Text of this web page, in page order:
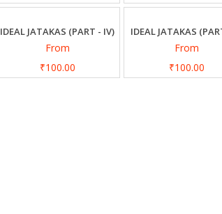
IDEAL JATAKAS (PART - IV)
From
₹100.00
IDEAL JATAKAS
From
₹100.00